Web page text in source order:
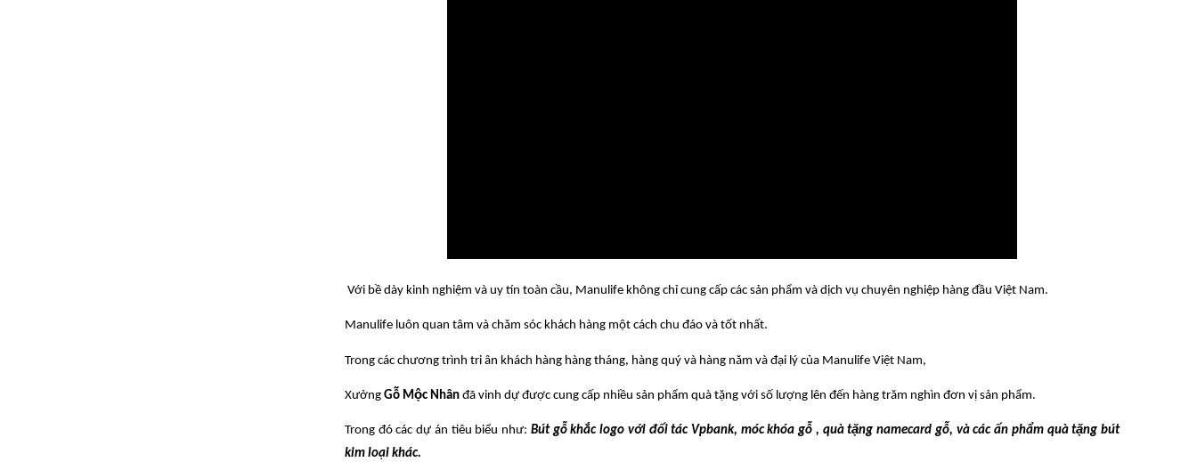
Với bề dày kinh nghiệm và uy tín toàn cầu, Manulife không chỉ cung cấp các sản phẩm và dịch vụ chuyên nghiệp hàng đầu Việt Nam.
Manulife luôn quan tâm và chăm sóc khách hàng một cách chu đáo và tốt nhất.
Trong các chương trình tri ân khách hàng hàng tháng, hàng quý và hàng năm và đại lý của Manulife Việt Nam,
Xưởng Gỗ Mộc Nhân đã vinh dự được cung cấp nhiều sản phẩm quà tặng với số lượng lên đến hàng trăm nghìn đơn vị sản phẩm.
Trong đó các dự án tiêu biểu như: Bút gỗ khắc logo với đối tác Vpbank, móc khóa gỗ , quà tặng namecard gỗ, và các ấn phẩm quà tặng bút
kim loại khác.